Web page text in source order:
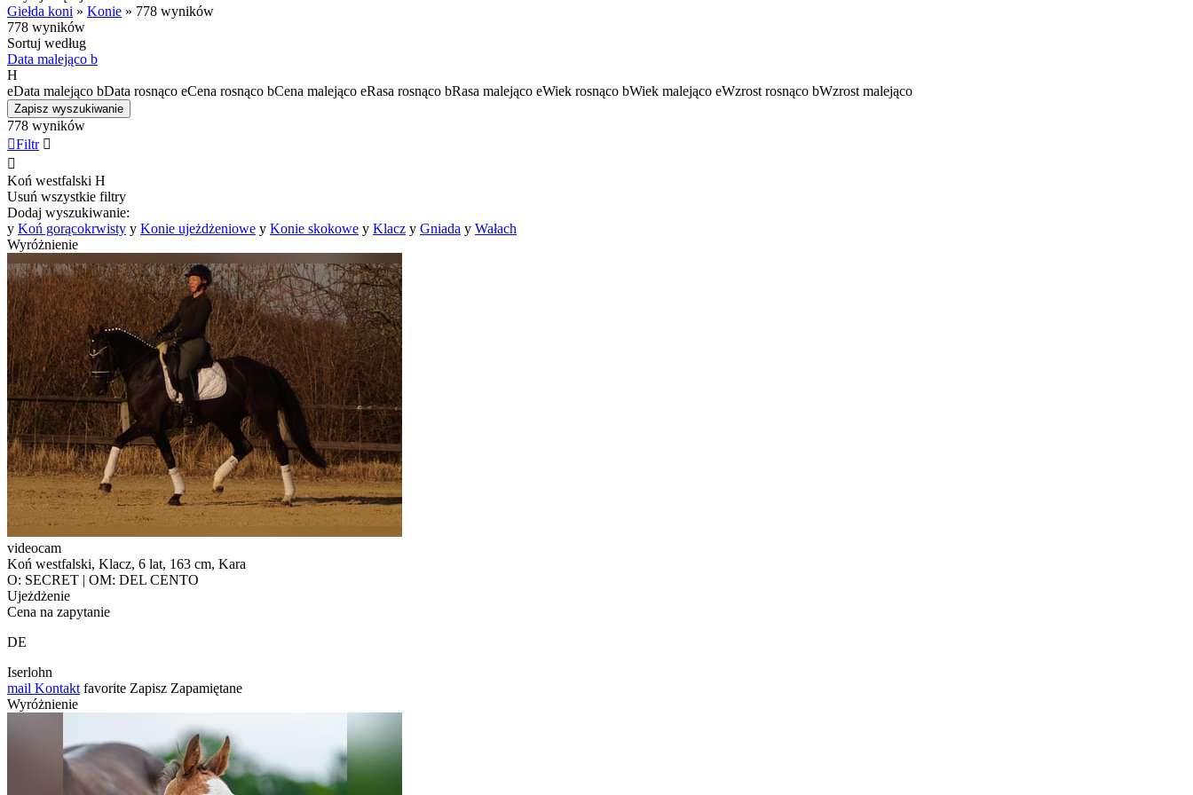
Giełda koni » Konie » 778 wyników
778 wyników
Sortuj według
Data malejąco b
H
eData malejąco bData rosnąco eCena rosnąco bCena malejąco eRasa rosnąco bRasa malejąco eWiek rosnąco bWiek malejąco eWzrost rosnąco bWzrost malejąco
Zapisz wyszukiwanie
778 wyników
Filtr 

Koń westfalski H
Usuń wszystkie filtry
Dodaj wyszukiwanie:
y Koń gorącokrwisty y Konie ujeżdżeniowe y Konie skokowe y Klacz y Gniada y Wałach
Wyróżnienie
videocam
Koń westfalski, Klacz, 6 lat, 163 cm, Kara
O: SECRET | OM: DEL CENTO
Ujeżdżenie
Cena na zapytanie
DE
Iserlohn
mail Kontakt favorite Zapisz Zapamiętane
Wyróżnienie